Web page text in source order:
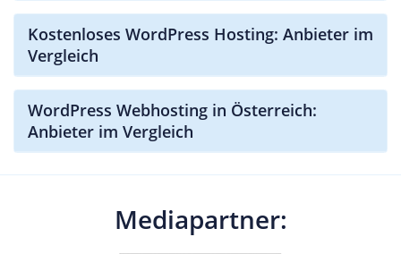
Kostenloses WordPress Hosting: Anbieter im
Vergleich
WordPress Webhosting in Österreich:
Anbieter im Vergleich
Mediapartner: